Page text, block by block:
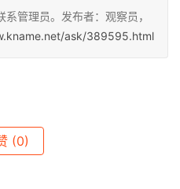
管理员。发布者：观察员，
ask/389595.html
(0)